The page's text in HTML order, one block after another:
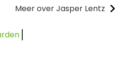
Meer over Jasper Lentz